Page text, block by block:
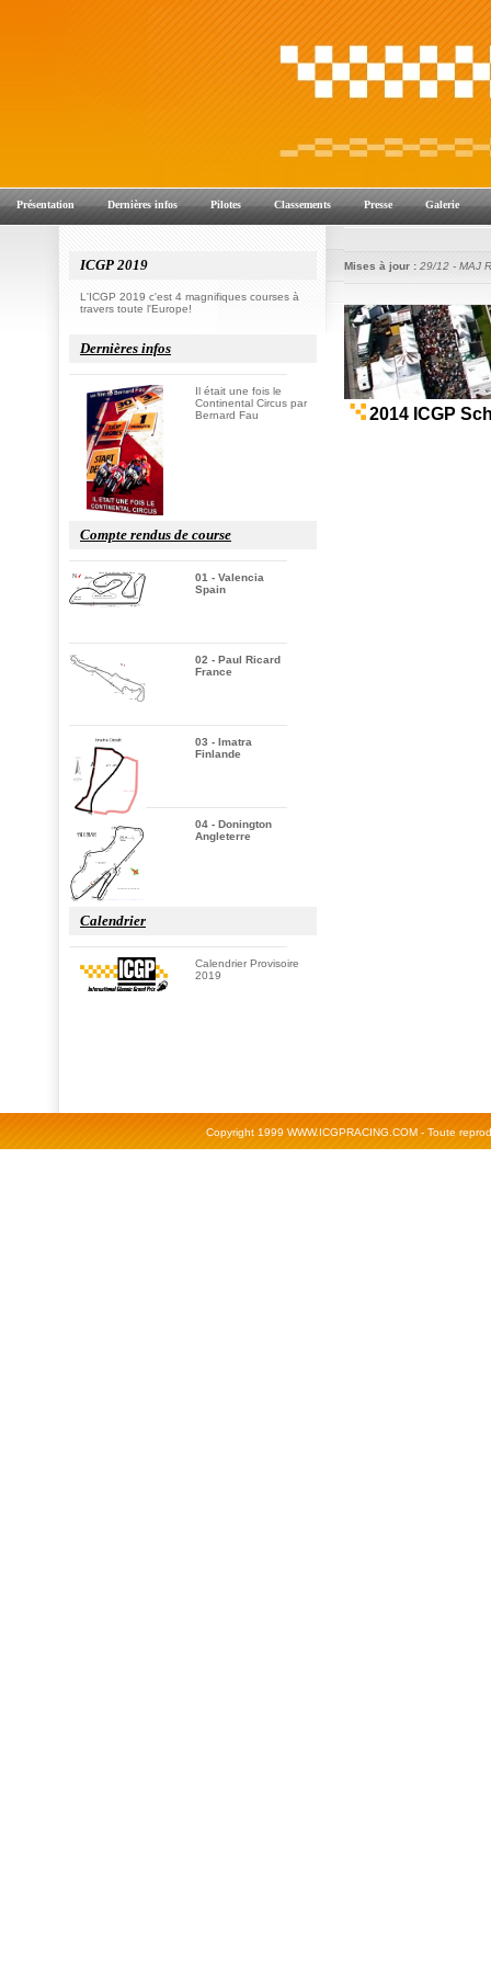
Présentation Dernières infos Pilotes Classements Presse Galerie
ICGP 2019
L'ICGP 2019 c'est 4 magnifiques courses à
travers toute l'Europe!
Dernières infos
Il était une fois le
Continental Circus par
Bernard Fau
Compte rendus de course
01 - Valencia
Spain
02 - Paul Ricard
France
03 - Imatra
Finlande
04 - Donington
Angleterre
Calendrier
Calendrier Provisoire
2019
Mises à jour : 29/12 - MAJ
Copyright 1999 WWW.ICGPRACING.COM - Toute